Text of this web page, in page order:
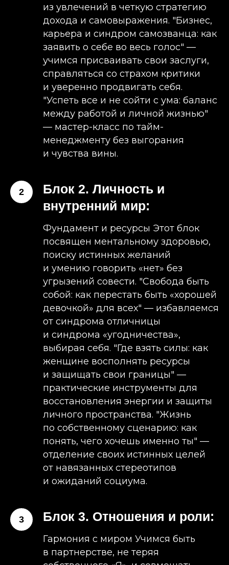
из увлечений в четкую стратегию
дохода и самовыражения. ​"Бизнес,
карьера и синдром самозванца: как
заявить о себе во весь голос" —
учимся присваивать свои заслуги,
справляться со страхом критики
и уверенно продвигать себя. ​
"Успеть все и не сойти с ума: баланс
между работой и личной жизнью"
— мастер-класс по тайм-
менеджменту без выгорания
и чувства вины.
Блок 2. Личность и
внутренний мир:
​Фундамент и ресурсы ​Этот блок
посвящен ментальному здоровью,
поиску истинных желаний
и умению говорить «нет» без
угрызений совести. ​"Свобода быть
собой: как перестать быть «хорошей
девочкой» для всех" — избавляемся
от синдрома отличницы
и синдрома «угодничества»,
выбирая себя. ​"Где взять силы: как
женщине восполнять ресурсы
и защищать свои границы" —
практические инструменты для
восстановления энергии и защиты
личного пространства. ​"Жизнь
по собственному сценарию: как
понять, чего хочешь именно ты" —
отделение своих истинных целей
от навязанных стереотипов
и ожиданий социума.
Блок 3. Отношения и роли:
Гармония с миром ​Учимся быть
в партнерстве, не теряя